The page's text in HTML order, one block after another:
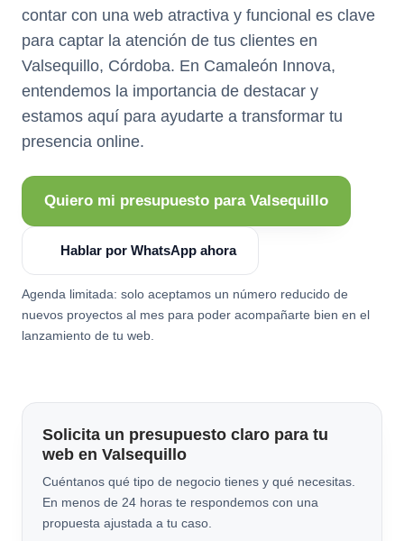
contar con una web atractiva y funcional es clave
para captar la atención de tus clientes en
Valsequillo, Córdoba. En Camaleón Innova,
entendemos la importancia de destacar y
estamos aquí para ayudarte a transformar tu
presencia online.
Quiero mi presupuesto para Valsequillo
Hablar por WhatsApp ahora
Agenda limitada: solo aceptamos un número reducido de
nuevos proyectos al mes para poder acompañarte bien en el
lanzamiento de tu web.
Solicita un presupuesto claro para tu
web en Valsequillo
Cuéntanos qué tipo de negocio tienes y qué necesitas.
En menos de 24 horas te respondemos con una
propuesta ajustada a tu caso.